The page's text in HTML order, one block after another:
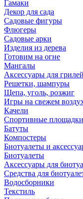
Гамаки
Декор для сада
Садовые фигуры
Флюгеры
Садовые арки
Изделия из дерева
Готовим на огне
Мангалы
Аксессуары для грилей
Решетки, шампуры
Щепа, уголь, розжиг
Игры на свежем
Качели
Спортивные площадки
Батуты
Компостеры
Биотуалеты и
Биотуалеты
Аксессуары для
Средства для
Водосборники
Текстиль